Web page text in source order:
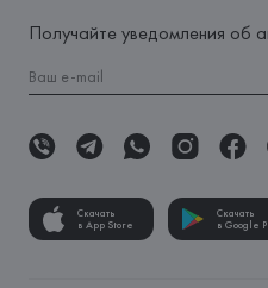
Получайте уведомления об
Скачать
в App Store
Скачать
в Google